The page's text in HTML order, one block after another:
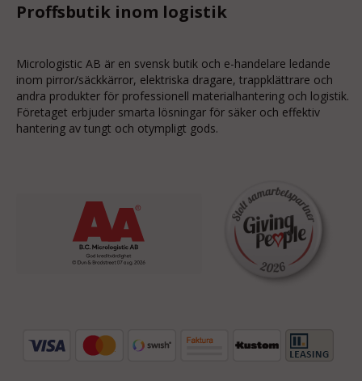
Proffsbutik inom logistik
Micrologistic AB är en svensk butik och e-handelare ledande
inom pirror/säckkärror, elektriska dragare, trappklättrare och
andra produkter för professionell materialhantering och logistik.
Företaget erbjuder smarta lösningar för säker och effektiv
hantering av tungt och otympligt gods.